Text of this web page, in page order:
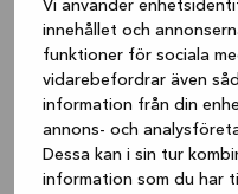
Vi använder
innehållet och
funktioner för sociala
vidarebefordrar även
information från din
annons- och
Dessa kan i sin tur
information som du har